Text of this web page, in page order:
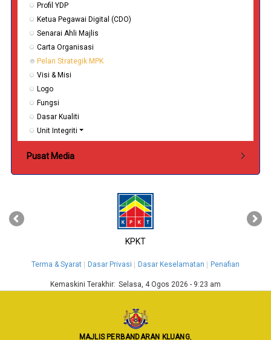
Profil YDP
Ketua Pegawai Digital (CDO)
Senarai Ahli Majlis
Carta Organisasi
Pelan Strategik MPK
Visi & Misi
Logo
Fungsi
Dasar Kualiti
Unit Integriti
Pusat Media
KPKT
‹ ›
Terma & Syarat Dasar Privasi Dasar Keselamatan Penafian
Kemaskini Terakhir: Selasa, 4 Ogos 2026 - 9:23 am
MAJLIS PERBANDARAN KLUANG,